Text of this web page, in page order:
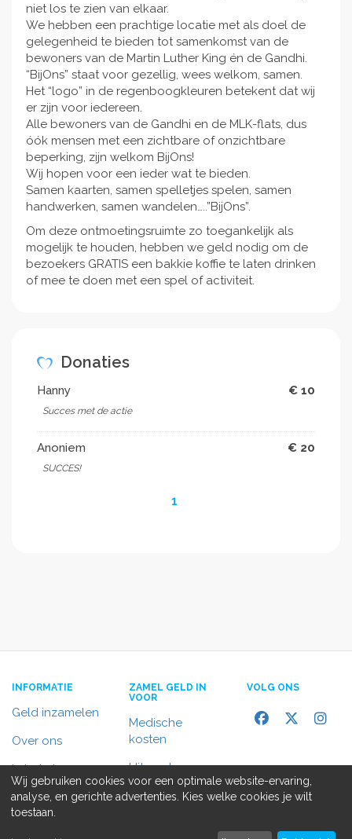
niet los te zien van elkaar.
We hebben een prachtige locatie met als doel de
gelegenheid te bieden tot samenkomst van de
bewoners van de Martin Luther King én de Gandhi.
“BijOns” staat voor gezellig, wees welkom, samen.
Het “logo” in de regenboogkleuren betekent dat wij
er zijn voor iedereen.
Alle bewoners van de Gandhi en de MLK-flats, dus
óók mensen met een zichtbare of onzichtbare
beperking, zijn welkom BijOns!
Wij hopen voor een ieder wat te bieden.
Samen kaarten, samen spelletjes spelen, samen
handwerken, samen wandelen…..”BijOns”.
Om deze ontmoetingsruimte zo toegankelijk als
mogelijk te houden, hebben we geld nodig om de
bezoekers GRATIS een bakkie koffie te laten drinken
of mee te doen met een spel of activiteit.
Donaties
Hanny € 10
Succes met de actie
Anoniem € 20
SUCCES!
1
INFORMATIE
Geld inzamelen
Over ons
In het nieuws
Contact
ZAMEL GELD IN
VOOR
Medische
kosten
Uitvaart
Rolstoelbus
VOLG ONS
Wij gebruiken cookies voor een optimale website-ervaring,
analyse, en gerichte advertenties. Kies welke cookies je wilt
toestaan.